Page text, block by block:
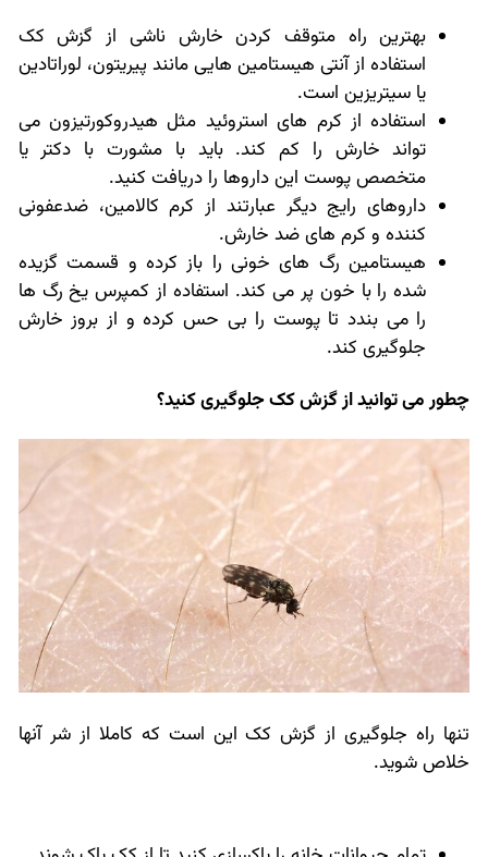
بهترین راه متوقف کردن خارش ناشی از گزش کک
استفاده از آنتی هیستامین هایی مانند پیریتون، لوراتادین
یا سیتریزین است.
استفاده از کرم های استروئید مثل هیدروکورتیزون می
تواند خارش را کم کند. باید با مشورت با دکتر یا
متخصص پوست این داروها را دریافت کنید.
داروهای رایج دیگر عبارتند از کرم کالامین، ضدعفونی
کننده و کرم های ضد خارش.
هیستامین رگ های خونی را باز کرده و قسمت گزیده
شده را با خون پر می کند. استفاده از کمپرس یخ رگ ها
را می بندد تا پوست را بی حس کرده و از بروز خارش
جلوگیری کند.
چطور می توانید از گزش کک جلوگیری کنید؟
تنها راه جلوگیری از گزش کک این است که کاملا از شر آنها
خلاص شوید.